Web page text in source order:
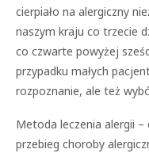
cierpiało na alergiczny
naszym kraju co trzecie
co czwarte powyżej
przypadku małych
rozpoznanie, ale też
Metoda leczenia alergii –
przebieg choroby